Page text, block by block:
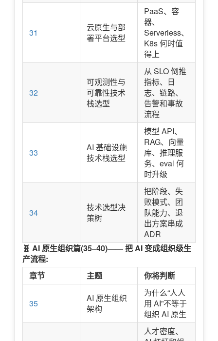
31
云原生与部
署平台选型
PaaS、容
器、
Serverless、
K8s 何时值
得上
32
可观测性与
可靠性技术
栈选型
从 SLO 倒推
指标、日
志、链路、
告警和事故
流程
33
AI 基础设施
技术栈选型
模型 API、
RAG、向量
库、推理服
务、eval 何
时升级
34
技术选型决
策树
把阶段、失
败模式、团
队能力、退
出方案串成
ADR
🧬 AI 原生组织篇(35–40)—— 把 AI 变成组织级生
产流程:
章节
主题 你将判断
35
AI 原生组织
架构
为什么“人人
用 AI”不等于
组织 AI 原生
人才密度、